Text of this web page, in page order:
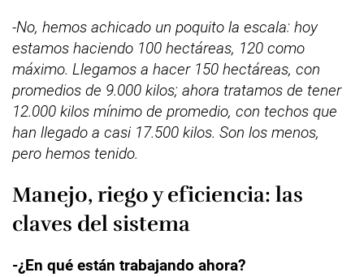
-No, hemos achicado un poquito la escala: hoy
estamos haciendo 100 hectáreas, 120 como
máximo. Llegamos a hacer 150 hectáreas, con
promedios de 9.000 kilos; ahora tratamos de tener
12.000 kilos mínimo de promedio, con techos que
han llegado a casi 17.500 kilos. Son los menos,
pero hemos tenido.
Manejo, riego y eficiencia: las
claves del sistema
-¿En qué están trabajando ahora?